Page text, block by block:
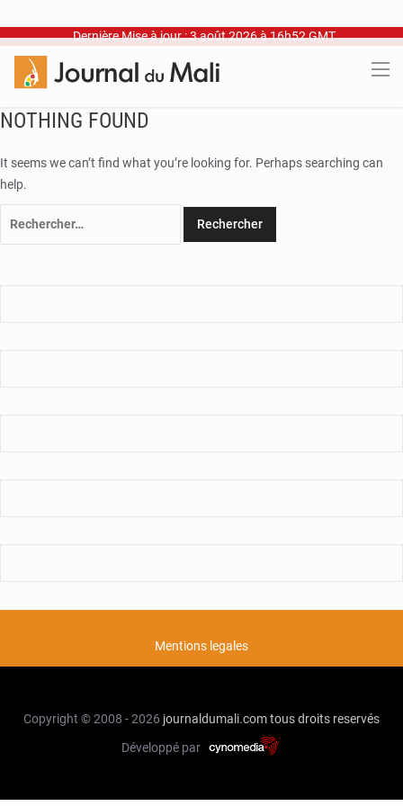
Dernière Mise à jour : 3 août 2026 à 16h52 GMT
NOTHING FOUND
It seems we can’t find what you’re looking for. Perhaps searching can
help.
Mentions legales
Copyright © 2008 - 2026 journaldumali.comtous droits reservés
Développé par